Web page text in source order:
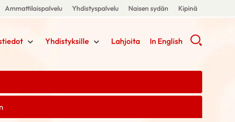
Ammattilaispalvelu Yhdistyspalvelu Naisen sydän Kipinä
Yhdistyksille Lahjoita In English